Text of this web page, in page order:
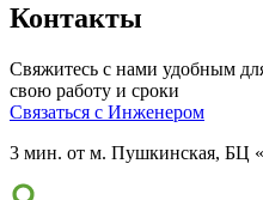
Контакты
Свяжитесь с нами удобным
свою работу и сроки
Cвязаться с Инженером
3 мин. от м. Пушкинская, БЦ